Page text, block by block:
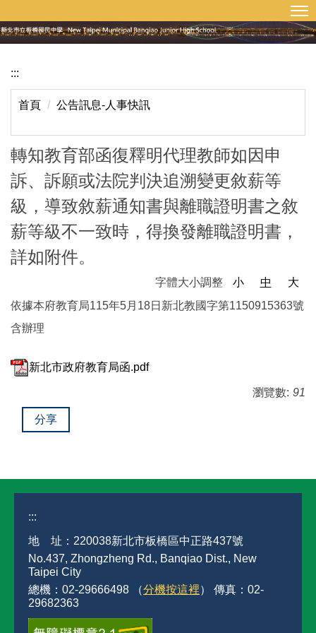
到
主
內
網站導覽
:::
首頁 公告訊息-人事快訊
轉知教育部函復釋明代理教師如因申
訴、訴願或法院判決追溯變更敘薪等
級，導致敘薪通知書與離職證明書之敘
薪等級不一致時，得換發離職證明書，
詳如附件。
字體大小調整 小 中
大
依據本府教育局115年5月18日新北教國字第1150915363號
含辦理
新北市政府教育局函.pdf
瀏覽數: 91
分享
:::
地 址：220038新北市板橋區中正路437號
No.437, Zhongzheng Rd., Banqiao Dist., New
Taipei City
總機：02-29666498 （分機按這裡） 傳真：02-
29682363